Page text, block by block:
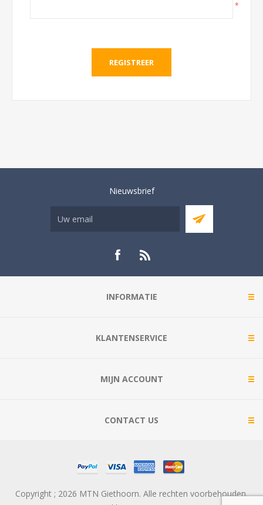
*
Nieuwsbrief
INFORMATIE
KLANTENSERVICE
MIJN ACCOUNT
CONTACT US
Copyright ; 2026 MTN Giethoorn. Alle rechten voorbehouden.